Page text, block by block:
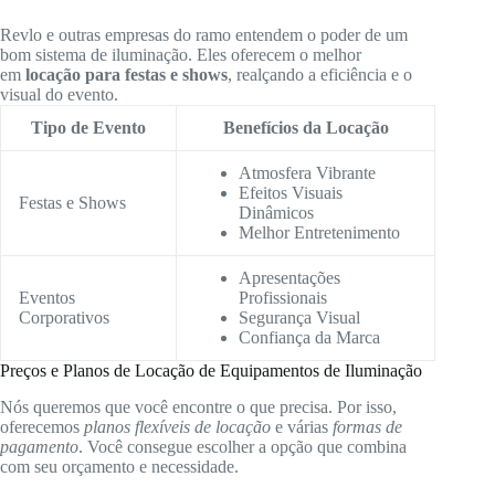
Revlo e outras empresas do ramo entendem o poder de um
bom sistema de iluminação. Eles oferecem o melhor
em locação para festas e shows, realçando a eficiência e o
visual do evento.
Tipo de Evento
Benefícios da Locação
Festas e Shows
Atmosfera Vibrante
Efeitos Visuais
Dinâmicos
Melhor Entretenimento
Eventos
Corporativos
Apresentações
Profissionais
Segurança Visual
Confiança da Marca
Preços e Planos de Locação de Equipamentos de Iluminação
Nós queremos que você encontre o que precisa. Por isso,
oferecemos planos flexíveis de locação e várias formas de
pagamento. Você consegue escolher a opção que combina
com seu orçamento e necessidade.